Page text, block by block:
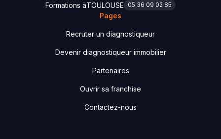
Formations àTOULOUSE 05 36 09 02 85
Pages
Recruter un diagnostiqueur
Devenir diagnostiqueur immobilier
Partenaires
Ouvrir sa franchise
Contactez-nous